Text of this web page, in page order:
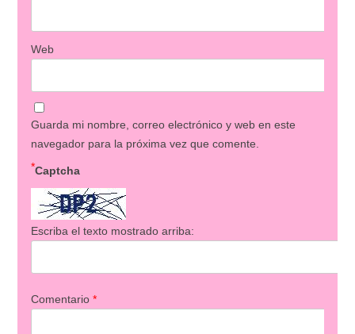
Web
Guarda mi nombre, correo electrónico y web en este
navegador para la próxima vez que comente.
Captcha
*
Escriba el texto mostrado arriba:
Comentario *